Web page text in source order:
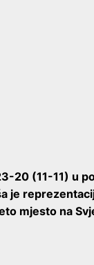
20 (11-11) u
je
mjesto na